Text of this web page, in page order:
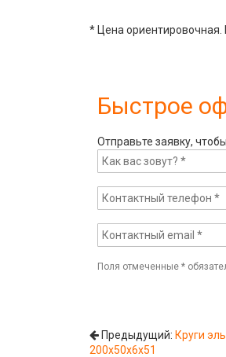
* Цена ориентировочная.
Быстрое
Отправьте заявку,
Поля отмеченные*
Предыдущий: Круги
200х50х6х51